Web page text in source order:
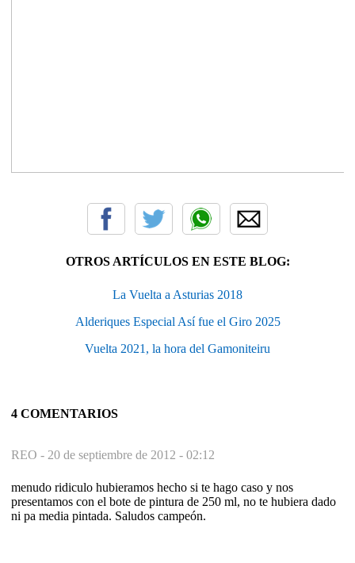
OTROS ARTÍCULOS EN ESTE BLOG:
La Vuelta a Asturias 2018
Alderiques Especial Así fue el Giro 2025
Vuelta 2021, la hora del Gamoniteiru
4 COMENTARIOS
REO - 20 de septiembre de 2012 - 02:12
menudo ridiculo hubieramos hecho si te hago caso y nos
presentamos con el bote de pintura de 250 ml, no te hubiera dado
ni pa media pintada. Saludos campeón.